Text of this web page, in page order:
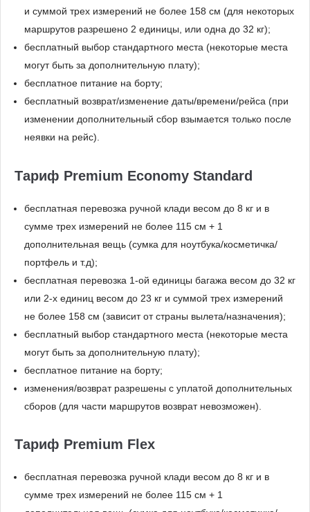
и суммой трех измерений не более 158 см (для некоторых
маршрутов разрешено 2 единицы, или одна до 32 кг);
бесплатный выбор стандартного места (некоторые места
могут быть за дополнительную плату);
бесплатное питание на борту;
бесплатный возврат/изменение даты/времени/рейса (при
изменении дополнительный сбор взымается только после
неявки на рейс).
Тариф Premium Economy Standard
бесплатная перевозка ручной клади весом до 8 кг и в
сумме трех измерений не более 115 см + 1
дополнительная вещь (сумка для ноутбука/косметичка/
портфель и т.д);
бесплатная перевозка 1-ой единицы багажа весом до 32 кг
или 2-х единиц весом до 23 кг и суммой трех измерений
не более 158 см (зависит от страны вылета/назначения);
бесплатный выбор стандартного места (некоторые места
могут быть за дополнительную плату);
бесплатное питание на борту;
изменения/возврат разрешены с уплатой дополнительных
сборов (для части маршрутов возврат невозможен).
Тариф Premium Flex
бесплатная перевозка ручной клади весом до 8 кг и в
сумме трех измерений не более 115 см + 1